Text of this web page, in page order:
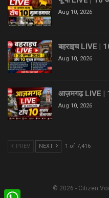
Aug 10, 2026
बहराइच LIVE |
Aug 10, 2026
आज़मगढ़ LIVE |
Aug 10, 2026
PREV NEXT 1 of 7,416
© 2026 - Citizen